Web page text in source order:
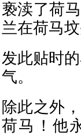
亵渎了荷
兰在荷马坟
发此贴时
气。
除此之外
荷马！他